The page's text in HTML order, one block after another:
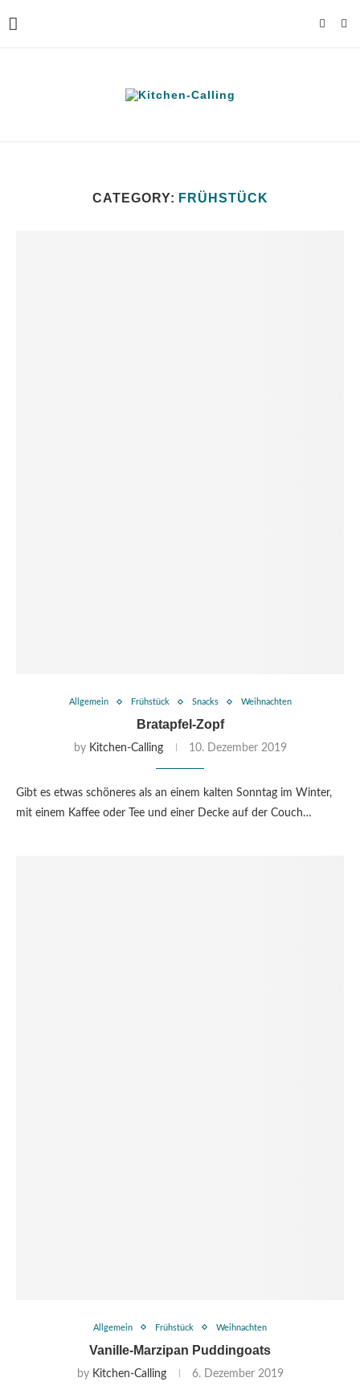
CATEGORY: FRÜHSTÜCK
Allgemein Frühstück Snacks Weihnachten
Bratapfel-Zopf
by Kitchen-Calling 10. Dezember 2019
Gibt es etwas schöneres als an einem kalten Sonntag im Winter,
mit einem Kaffee oder Tee und einer Decke auf der Couch…
Allgemein Frühstück Weihnachten
Vanille-Marzipan Puddingoats
by Kitchen-Calling 6. Dezember 2019